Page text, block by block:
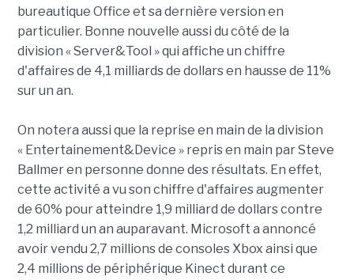
bureautique Office et sa dernière version en
particulier. Bonne nouvelle aussi du côté de la
division « Server&Tool » qui affiche un chiffre
d'affaires de 4,1 milliards de dollars en hausse de 11%
sur un an.
On notera aussi que la reprise en main de la division
« Entertainement&Device » repris en main par Steve
Ballmer en personne donne des résultats. En effet,
cette activité a vu son chiffre d'affaires augmenter
de 60% pour atteindre 1,9 milliard de dollars contre
1,2 milliard un an auparavant. Microsoft a annoncé
avoir vendu 2,7 millions de consoles Xbox ainsi que
2,4 millions de périphérique Kinect durant ce